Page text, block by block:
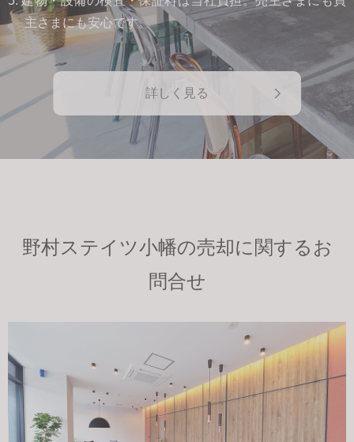
主さまにも安心です。
詳しく見る
野村ステイツ小幡の売却に関するお
問合せ